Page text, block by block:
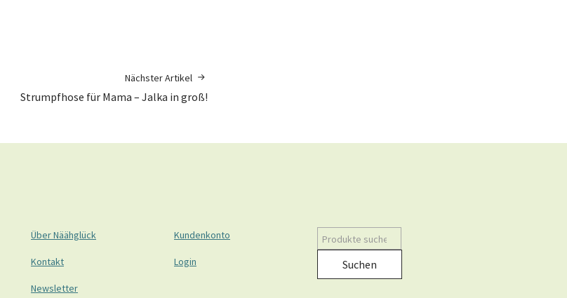
Nächster Artikel
Strumpfhose für Mama – Jalka in groß!
Über Näähglück
Kontakt
Newsletter
Kundenkonto
Login Suchen